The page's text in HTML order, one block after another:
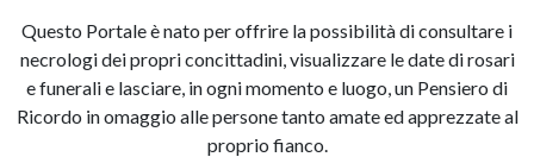
Questo Portale è nato per offrire la possibilità di consultare i
necrologi dei propri concittadini, visualizzare le date di rosari
e funerali e lasciare, in ogni momento e luogo, un Pensiero di
Ricordo in omaggio alle persone tanto amate ed apprezzate al
proprio fianco.